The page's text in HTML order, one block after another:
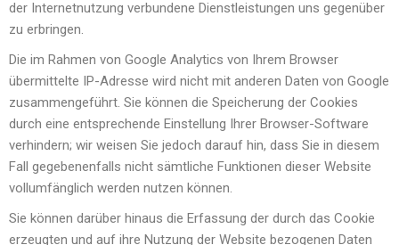
der Internetnutzung verbundene Dienstleistungen uns gegenüber
zu erbringen.
Die im Rahmen von Google Analytics von Ihrem Browser
übermittelte IP-Adresse wird nicht mit anderen Daten von Google
zusammengeführt. Sie können die Speicherung der Cookies
durch eine entsprechende Einstellung Ihrer Browser-Software
verhindern; wir weisen Sie jedoch darauf hin, dass Sie in diesem
Fall gegebenenfalls nicht sämtliche Funktionen dieser Website
vollumfänglich werden nutzen können.
Sie können darüber hinaus die Erfassung der durch das Cookie
erzeugten und auf ihre Nutzung der Website bezogenen Daten